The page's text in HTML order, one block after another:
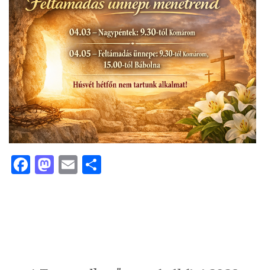
Facebook
Mastodon
Email